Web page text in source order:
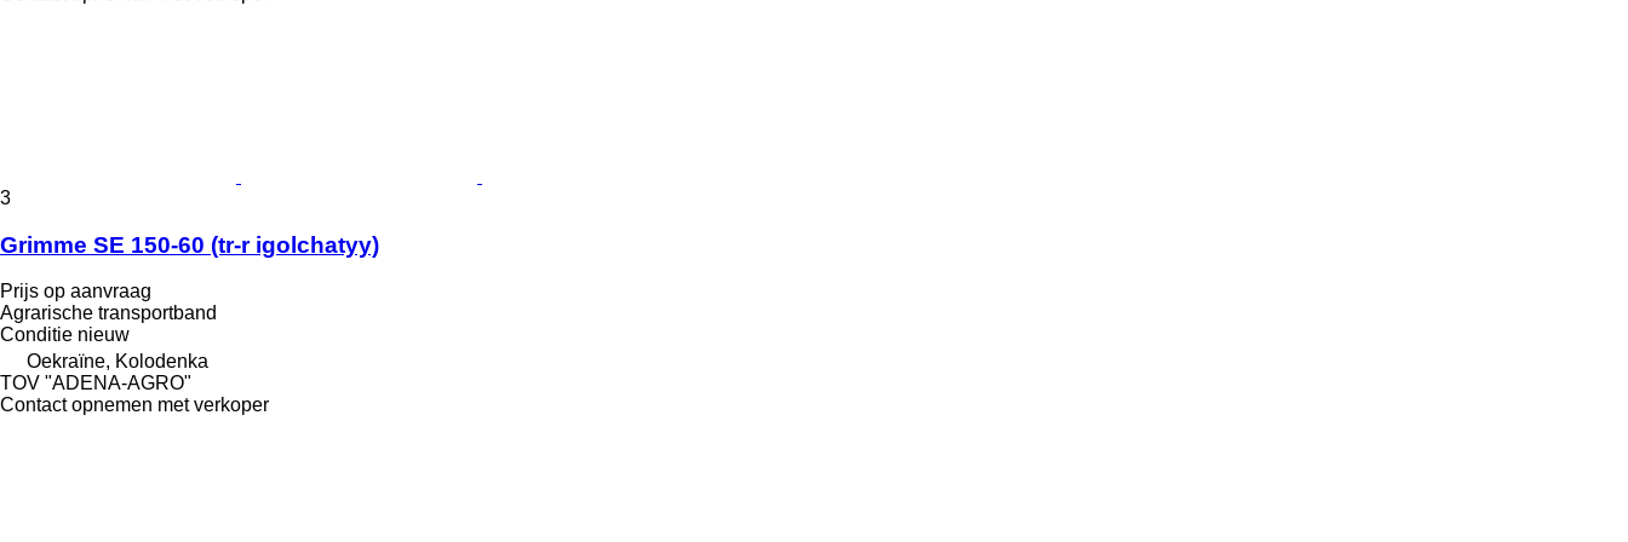
3
Grimme SE 150-60 (tr-r igolchatyy)
Prijs op aanvraag
Agrarische transportband
Conditie nieuw
Oekraïne, Kolodenka
TOV "ADENA-AGRO"
Contact opnemen met verkoper